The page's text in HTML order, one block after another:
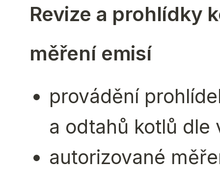
Revize a prohlídky
měření emisí
provádění
a odtahů kotlů dle
autorizované